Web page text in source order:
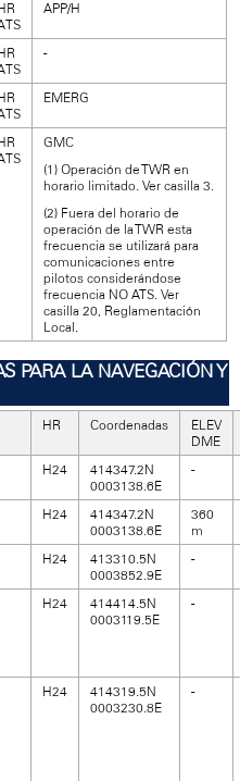
APP/H
-
EMERG
GMC
(1) Operación de TWR en
horario limitado. Ver casilla 3.
(2) Fuera del horario de
operación de la TWR esta
frecuencia se utilizará para
comunicaciones entre
pilotos considerándose
frecuencia NO ATS. Ver
casilla 20, Reglamentación
Local.
PARA LA NAVEGACIÓN Y
HR Coordenadas
ELEV
DME
H24
414347.2N
0003138.6E
-
H24
414347.2N
0003138.6E
360
m
H24
413310.5N
0003852.9E
-
H24
414414.5N
0003119.5E
-
H24
414319.5N
0003230.8E
-